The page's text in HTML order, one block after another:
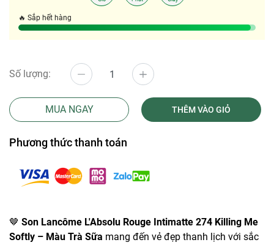
🔥 Sắp hết hàng
Số lượng:
MUA NGAY THÊM VÀO GIỎ
Phương thức thanh toán
🤎 Son Lancôme L'Absolu Rouge Intimatte 274 Killing Me
Softly – Màu Trà Sữa mang đến vẻ đẹp thanh lịch với sắc